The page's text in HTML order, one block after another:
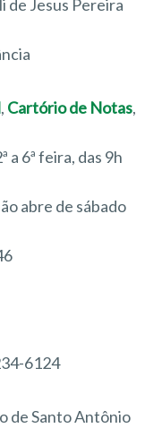
de Jesus Pereira
, Cartório de Notas,
a 6ª feira, das 9h
abre de sábado
6124
de Santo Antônio